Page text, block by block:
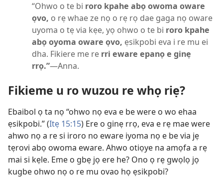
“Ohwo o te bi roro kpahe abọ owoma oware
ọvo, o rẹ whae ze nọ o rẹ rọ dae gaga nọ oware
uyoma o tẹ via kẹe, yọ ohwo o te bi roro kpahe
abọ oyoma oware ọvo, ẹsikpobi eva i re mu ei
dha. Fikiere me re rri eware epanọ e ginẹ
rrọ.”—Anna.
Fikieme u ro wuzou re whọ riẹ?
Ebaibol ọ ta nọ “ohwo nọ eva e be were o wo ehaa
ẹsikpobi.” (Itẹ 15:15) Ere o ginẹ rrọ, eva e rẹ mae were
ahwo nọ a re si iroro no eware iyoma nọ e be via jẹ
tẹrovi abọ owoma eware. Ahwo otiọye na amọfa a rẹ
mai si kẹle. Eme o gbẹ jọ ere he? Ono ọ rẹ gwọlọ jọ
kugbe ohwo nọ o re mu ovao họ ẹsikpobi?